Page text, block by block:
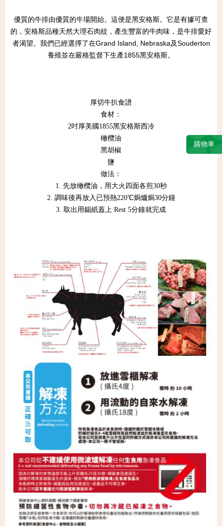
購物車
優質的牛排由優質的牛場開始。這便是黑安格斯。它是有據可查
的，安格斯品種天然大理石肉紋，產生豐富的牛肉味，是牛排愛好
者渴望。我們已經選擇了在Grand Island, Nebraska及Souderton
養殖並在嚴格監督下生產1855黑安格斯。
厚切牛扒食譜
食材：
2吋厚美國1855黑安格斯西冷
橄欖油
黑胡椒
鹽
做法：
1. 先放橄欖油，用大火四面各煎30秒
2. 調味後再放入已預熱220℃焗爐焗30分鐘
3. 取出用錫紙蓋上 Rest 5分鐘就完成